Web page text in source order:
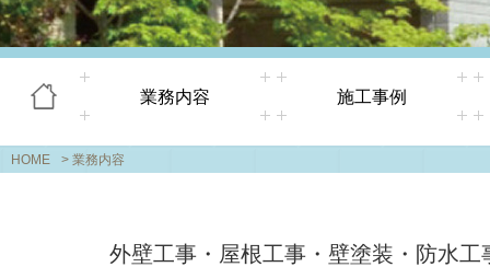
業務内容 施工事例
HOME > 業務内容
外壁工事・屋根工事・壁塗装・防水